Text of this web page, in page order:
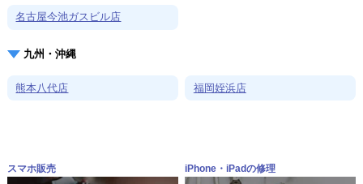
名古屋今池ガスビル店
九州・沖縄
熊本八代店 福岡姪浜店
スマホ販売 iPhone・iPadの修理